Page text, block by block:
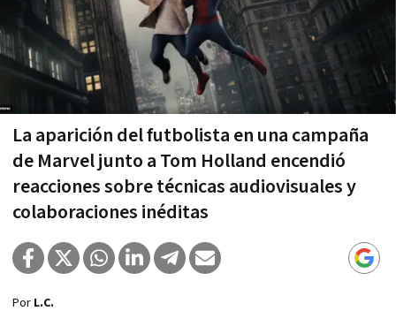
La aparición del futbolista en una campaña
de Marvel junto a Tom Holland encendió
reacciones sobre técnicas audiovisuales y
colaboraciones inéditas
Por L.C.